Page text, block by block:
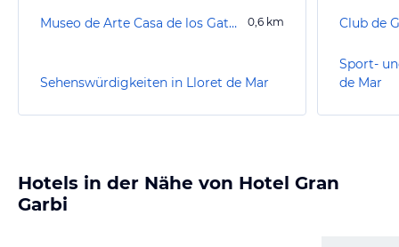
Museo de Arte Casa de los Gatos / Katzenmuseum 0,6 km
Sehenswürdigkeiten in Lloret de Mar
Club de
Sport-
de Mar
Hotels in der Nähe von Hotel Gran
Garbi